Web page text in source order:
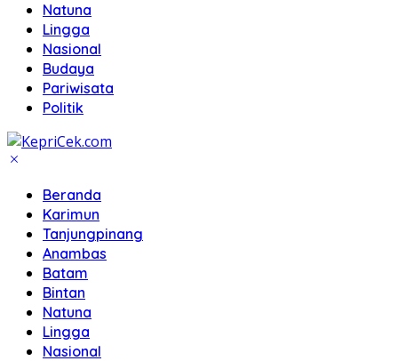
Natuna
Lingga
Nasional
Budaya
Pariwisata
Politik
Beranda
Karimun
Tanjungpinang
Anambas
Batam
Bintan
Natuna
Lingga
Nasional